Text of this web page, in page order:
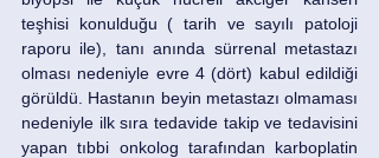
teşhisi konulduğu ( tarih ve sayılı patoloji
raporu ile), tanı anında sürrenal metastazı
olması nedeniyle evre 4 (dört) kabul edildiği
görüldü. Hastanın beyin metastazı olmaması
nedeniyle ilk sıra tedavide takip ve tedavisini
yapan tıbbi onkolog tarafından karboplatin